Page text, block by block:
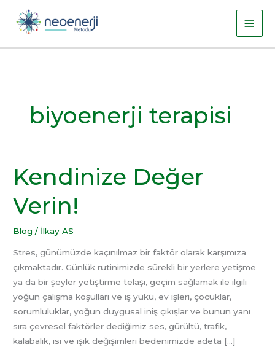
Ana
biyoenerji terapisi
Kendinize Değer
Verin!
Blog / İlkay AS
Stres, günümüzde kaçınılmaz bir faktör olarak karşımıza
çıkmaktadır. Günlük rutinimizde sürekli bir yerlere yetişme
ya da bir şeyler yetiştirme telaşı, geçim sağlamak ile ilgili
yoğun çalışma koşulları ve iş yükü, ev işleri, çocuklar,
sorumluluklar, yoğun duygusal iniş çıkışlar ve bunun yanı
sıra çevresel faktörler dediğimiz ses, gürültü, trafik,
kalabalık, ısı ve ışık değişimleri bedenimizde adeta […]
Kendinize
Değer
Verin!